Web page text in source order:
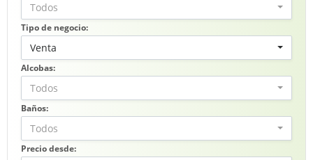
Todos
Tipo de negocio:
Venta
Alcobas:
Todos
Baños:
Todos
Precio desde: